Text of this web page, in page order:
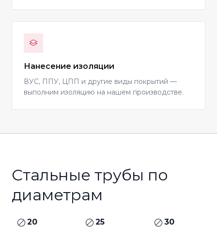
Нанесение изоляции
ВУС, ППУ, ЦПП и другие виды покрытий —
выполним изоляцию на нашем производстве.
Стальные трубы по
диаметрам
20 25 30